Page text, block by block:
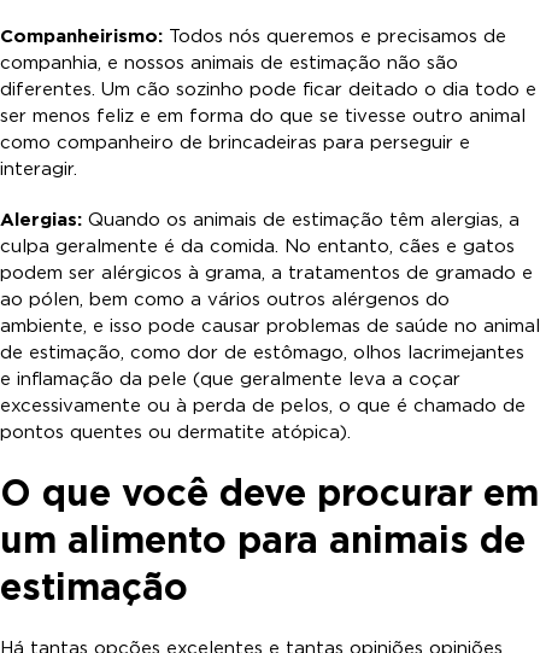
Companheirismo: Todos nós queremos e precisamos de
companhia, e nossos animais de estimação não são
diferentes. Um cão sozinho pode ficar deitado o dia todo e
ser menos feliz e em forma do que se tivesse outro animal
como companheiro de brincadeiras para perseguir e
interagir.
Alergias: Quando os animais de estimação têm alergias, a
culpa geralmente é da comida. No entanto, cães e gatos
podem ser alérgicos à grama, a tratamentos de gramado e
ao pólen, bem como a vários outros alérgenos do
ambiente, e isso pode causar problemas de saúde no animal
de estimação, como dor de estômago, olhos lacrimejantes
e inflamação da pele (que geralmente leva a coçar
excessivamente ou à perda de pelos, o que é chamado de
pontos quentes ou dermatite atópica).
O que você deve procurar em
um alimento para animais de
estimação
Há tantas opções excelentes e tantas opiniões opiniões